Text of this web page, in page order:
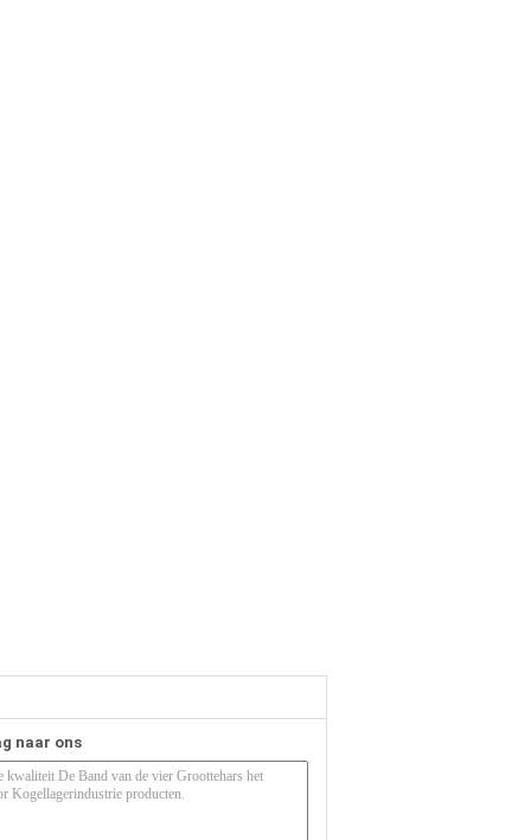
naar ons